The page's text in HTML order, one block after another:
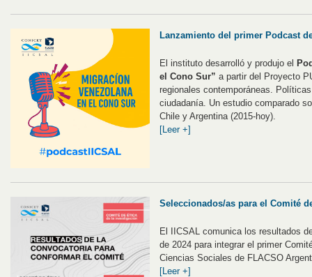
Lanzamiento del primer Podcast
El instituto desarrolló y produjo el
el Cono Sur” a partir del Proyecto
regionales contemporáneas.
ciudadanía. Un estudio comparado
Chile y Argentina (2015-hoy).
[Leer +]
Seleccionados/as para el Comité
El IICSAL comunica los resultados
de 2024 para integrar el primer
Ciencias Sociales de FLACSO
[Leer +]